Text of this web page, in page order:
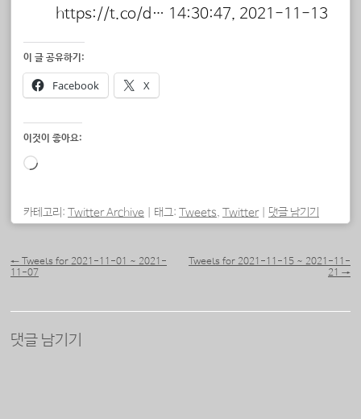
https://t.co/d… 14:30:47, 2021-11-13
이 글 공유하기:
Facebook X
이것이 좋아요:
로
중...
카테고리: Twitter Archive 태그: Tweets, Twitter 댓글 남기기
← Tweets for 2021-11-01 ~ 2021-
11-07
Tweets for 2021-11-15 ~ 2021-11-
21 →
댓글 남기기